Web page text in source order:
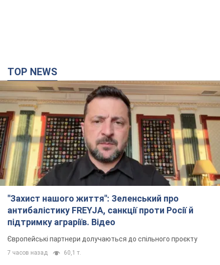
TOP NEWS
"Захист нашого життя": Зеленський про
антибалістику FREYJA, санкції проти Росії й
підтримку аграріїв. Відео
Європейські партнери долучаються до спільного проєкту
7 часов назад 60,1 т.